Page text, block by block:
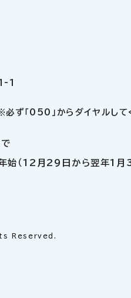
1
「050」からダイヤルして
年始（12月29日から翌年1月
Reserved.